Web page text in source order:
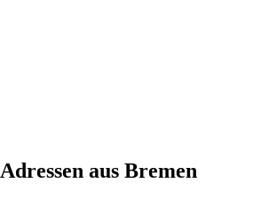
Adressen aus Bremen